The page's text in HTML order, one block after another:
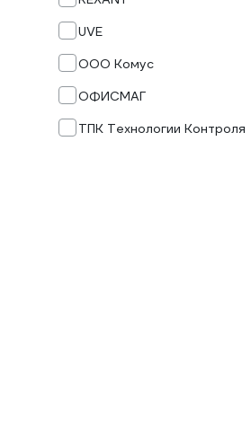
UVE
ООО Комус
ОФИСМАГ
ТПК Технологии Контроля